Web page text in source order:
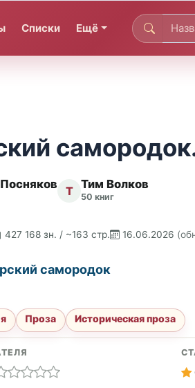
Списки Ещё
Т Тим Волков
50 книг
427 168 зн. / ~163 стр. 16.06.2026
самородок
Проза Историческая проза